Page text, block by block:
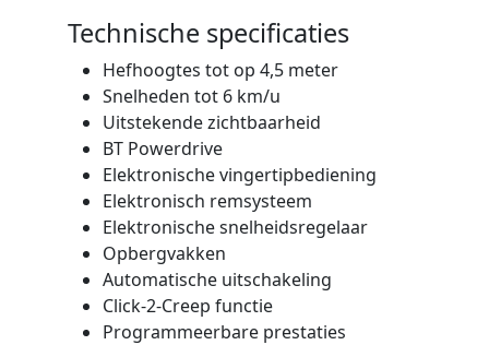
Technische specificaties
Hefhoogtes tot op 4,5 meter
Snelheden tot 6 km/u
Uitstekende zichtbaarheid
BT Powerdrive
Elektronische vingertipbediening
Elektronisch remsysteem
Elektronische snelheidsregelaar
Opbergvakken
Automatische uitschakeling
Click-2-Creep functie
Programmeerbare prestaties